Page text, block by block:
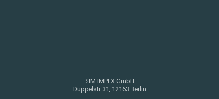
SIM IMPEX GmbH
Düppelstr 31, 12163 Berlin